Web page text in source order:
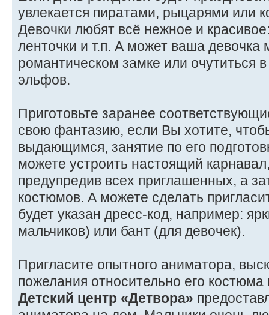
увлекается пиратами, рыцарями или
Девочки любят всё нежное и
ленточки и т.п. А может ваша
романтическом замке или очутиться
эльфов.
Приготовьте заранее
свою фантазию, если Вы хотите,
выдающимся, занятие по его
можете устроить настоящий
предупредив всех приглашенных, а
костюмов. А можете сделать
будет указан дресс-код, например:
мальчиков) или бант (для девочек).
Пригласите опытного аниматора,
пожелания относительно его
Детский центр «Детвора»